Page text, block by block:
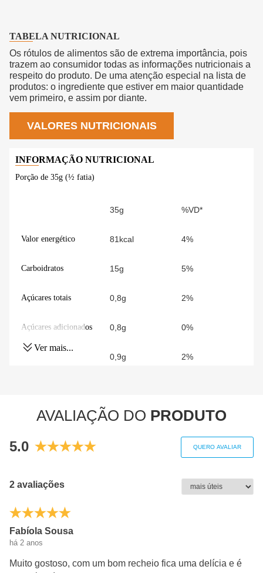
TABELA NUTRICIONAL
Os rótulos de alimentos são de extrema importância, pois
trazem ao consumidor todas as informações nutricionais a
respeito do produto. De uma atenção especial na lista de
produtos: o ingrediente que estiver em maior quantidade
vem primeiro, e assim por diante.
VALORES NUTRICIONAIS
Porção de 35g (½ fatia)
35g %VD*
Valor energético 81kcal 4%
Carboidratos 15g 5%
Açúcares totais 0,8g 2%
Açúcares adicionados 0,8g 0%
0,9g 2%
Gorduras Saturadas 0,6g 3%
Gorduras trans
-
ou 8400 kj. Seus valores podem ser maiores ou
Ver mais...
AVALIAÇÃO DO PRODUTO
5.0 QUERO AVALIAR
2 avaliações
Fabíola Sousa
há 2 anos
Muito gostoso, com um bom recheio fica uma delícia e é